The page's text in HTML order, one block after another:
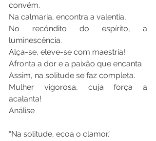
convém.
Na calmaria, encontra a valentia,
No recôndito do espírito, a
luminescência.
Alça-se, eleve-se com maestria!
Afronta a dor e a paixão que encanta
Assim, na solitude se faz completa.
Mulher vigorosa, cuja força a
acalanta!
Análise
“Na solitude, ecoa o clamor.”